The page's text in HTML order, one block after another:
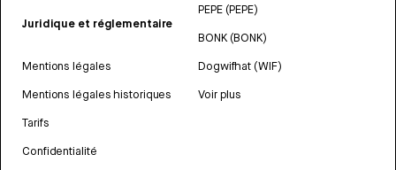
Juridique et réglementaire
Mentions légales
Mentions légales historiques
Tarifs
Confidentialité
PEPE (PEPE)
BONK (BONK)
Dogwifhat (WIF)
Voir plus